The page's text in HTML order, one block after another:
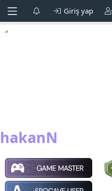
Giriş yap
hakanN